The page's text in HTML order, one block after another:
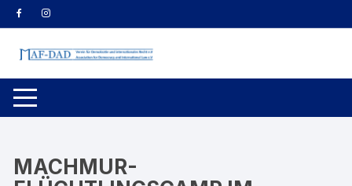
Zum
Inhalt
springen
MACHMUR-